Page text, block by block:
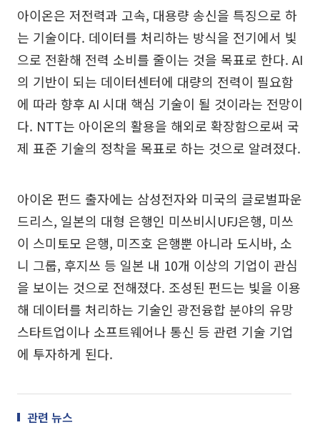
아이온은 저전력과 고속, 대용량 송신을 특징으로 하
는 기술이다. 데이터를 처리하는 방식을 전기에서 빛
으로 전환해 전력 소비를 줄이는 것을 목표로 한다. AI
의 기반이 되는 데이터센터에 대량의 전력이 필요함
에 따라 향후 AI 시대 핵심 기술이 될 것이라는 전망이
다. NTT는 아이온의 활용을 해외로 확장함으로써 국
제 표준 기술의 정착을 목표로 하는 것으로 알려졌다.
아이온 펀드 출자에는 삼성전자와 미국의 글로벌파운
드리스, 일본의 대형 은행인 미쓰비시UFJ은행, 미쓰
이 스미토모 은행, 미즈호 은행뿐 아니라 도시바, 소
니 그룹, 후지쓰 등 일본 내 10개 이상의 기업이 관심
을 보이는 것으로 전해졌다. 조성된 펀드는 빛을 이용
해 데이터를 처리하는 기술인 광전융합 분야의 유망
스타트업이나 소프트웨어나 통신 등 관련 기술 기업
에 투자하게 된다.
관련 뉴스